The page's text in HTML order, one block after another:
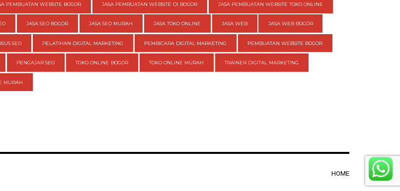
PEMBUATAN WEBSITE BOGOR JASA PEMBUATAN WEBSITE DI BOGOR JASA PEMBUATAN WEBSITE TOKO ONLINE
JASA SEO BOGOR JASA SEO MURAH JASA TOKO ONLINE JASA WEB JASA WEB BOGOR
SEO PELATIHAN DIGITAL MARKETING PEMBICARA DIGITAL MARKETING PEMBUATAN WEBSITE BOGOR
PENGAJAR SEO TOKO ONLINE BOGOR TOKO ONLINE MURAH TRAINER DIGITAL MARKETING
MURAH
HOME